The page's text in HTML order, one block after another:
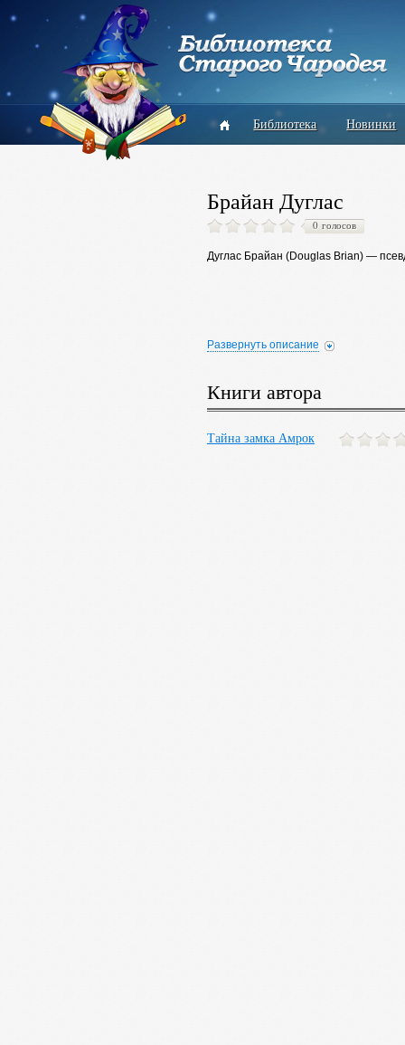
Библиотека Новинки
Брайан Дуглас
0 голосов
Дуглас Брайан (Douglas Brian) —
Развернуть описание
Книги автора
Тайна замка Амрок